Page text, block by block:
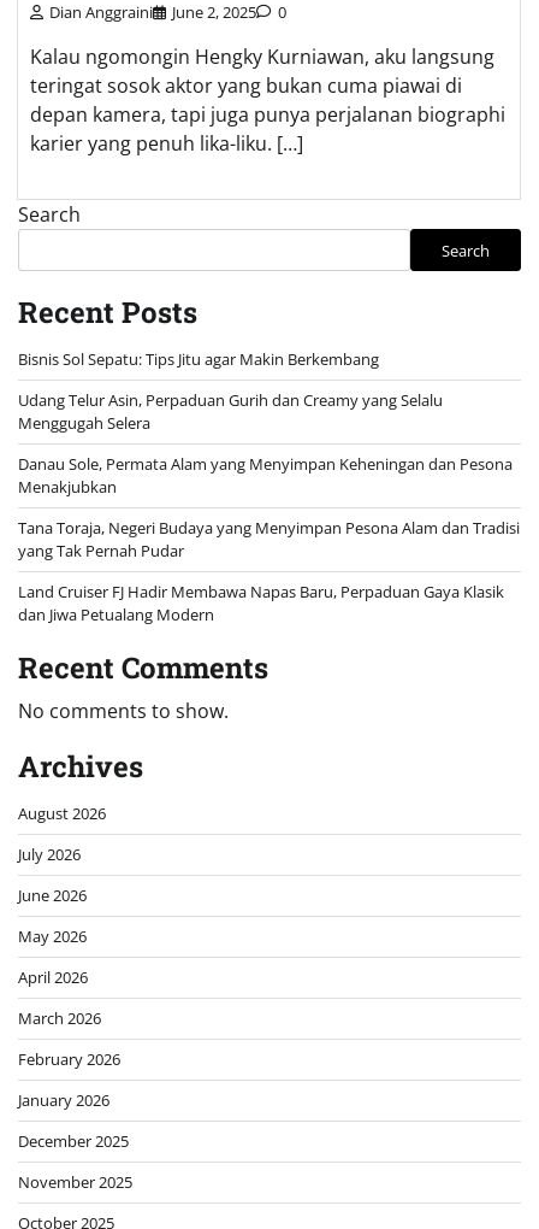
Dian Anggraini June 2, 2025 0
Kalau ngomongin Hengky Kurniawan, aku langsung
teringat sosok aktor yang bukan cuma piawai di
depan kamera, tapi juga punya perjalanan biographi
karier yang penuh lika-liku. […]
Search
Search
Recent Posts
Bisnis Sol Sepatu: Tips Jitu agar Makin Berkembang
Udang Telur Asin, Perpaduan Gurih dan Creamy yang Selalu
Menggugah Selera
Danau Sole, Permata Alam yang Menyimpan Keheningan dan Pesona
Menakjubkan
Tana Toraja, Negeri Budaya yang Menyimpan Pesona Alam dan Tradisi
yang Tak Pernah Pudar
Land Cruiser FJ Hadir Membawa Napas Baru, Perpaduan Gaya Klasik
dan Jiwa Petualang Modern
Recent Comments
No comments to show.
Archives
August 2026
July 2026
June 2026
May 2026
April 2026
March 2026
February 2026
January 2026
December 2025
November 2025
October 2025